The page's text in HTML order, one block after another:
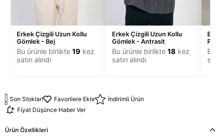
Erkek Çizgili Uzun Kollu
Gömlek - Bej
Bu ürünle birlikte 19 kez
satın alındı
Erkek Çizgili Uzun Kollu
Gömlek - Antrasit
Bu ürünle birlikte 18 kez
satın alındı
Bu
Son Stoklar! Favorilere Ekle
İndirimli Ürün
Fiyat Düşünce Haber Ver
Ürün Özellikleri